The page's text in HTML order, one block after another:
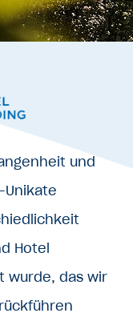
und
Unikate
Hotel
wurde, das wir